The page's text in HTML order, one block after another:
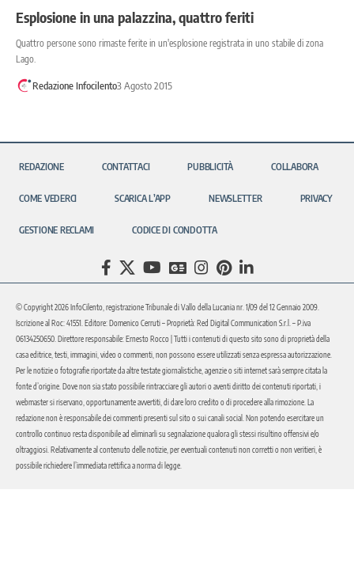
Esplosione in una palazzina, quattro feriti
Quattro persone sono rimaste ferite in un'esplosione registrata in uno stabile di zona
Lago.
Redazione Infocilento3 Agosto 2015
REDAZIONE CONTATTACI PUBBLICITÀ COLLABORA
COME VEDERCI SCARICA L’APP NEWSLETTER PRIVACY
GESTIONE RECLAMI CODICE DI CONDOTTA
© Copyright 2026 InfoCilento, registrazione Tribunale di Vallo della Lucania nr. 1/09 del 12 Gennaio 2009.
Iscrizione al Roc: 41551. Editore: Domenico Cerruti – Proprietà: Red Digital Communication S.r.l. – P.iva
06134250650. Direttore responsabile: Ernesto Rocco | Tutti i contenuti di questo sito sono di proprietà della
casa editrice, testi, immagini, video o commenti, non possono essere utilizzati senza espressa autorizzazione.
Per le notizie o fotografie riportate da altre testate giornalistiche, agenzie o siti internet sarà sempre citata la
fonte d’origine. Dove non sia stato possibile rintracciare gli autori o aventi diritto dei contenuti riportati, i
webmaster si riservano, opportunamente avvertiti, di dare loro credito o di procedere alla rimozione. La
redazione non è responsabile dei commenti presenti sul sito o sui canali social. Non potendo esercitare un
controllo continuo resta disponibile ad eliminarli su segnalazione qualora gli stessi risultino offensivi e/o
oltraggiosi. Relativamente al contenuto delle notizie, per eventuali contenuti non corretti o non veritieri, è
possibile richiedere l’immediata rettifica a norma di legge.